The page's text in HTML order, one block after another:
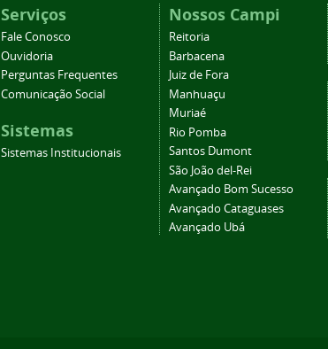
Serviços
Fale Conosco
Ouvidoria
Perguntas Frequentes
Comunicação Social
Sistemas
Sistemas Institucionais
Nossos Campi
Reitoria
Barbacena
Juiz de Fora
Manhuaçu
Muriaé
Rio Pomba
Santos Dumont
São João del-Rei
Avançado Bom Sucesso
Avançado Cataguases
Avançado Ubá